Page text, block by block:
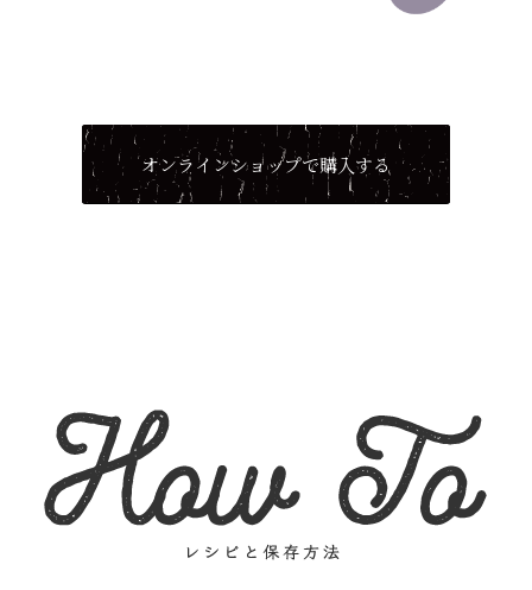
オンラインショップで購入する